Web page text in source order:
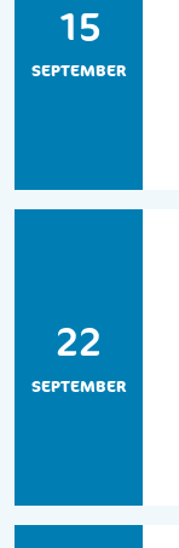
15
SEPTEMBER
22
SEPTEMBER